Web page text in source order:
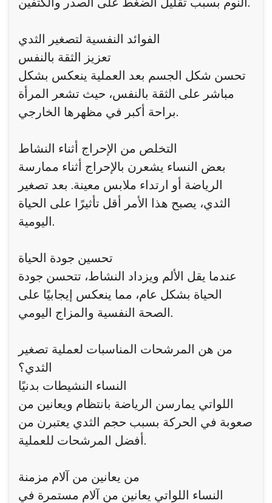
الفوائد النفسية لتصغير الثدي
تعزيز الثقة بالنفس
تحسن شكل الجسم بعد العملية ينعكس بشكل
مباشر على الثقة بالنفس، حيث تشعر المرأة
براحة أكبر في مظهرها الخارجي.
التخلص من الإحراج أثناء النشاط
بعض النساء يشعرن بالإحراج أثناء ممارسة
الرياضة أو ارتداء ملابس معينة. بعد تصغير
الثدي، يصبح هذا الأمر أقل تأثيرًا على الحياة
اليومية.
تحسين جودة الحياة
عندما يقل الألم ويزداد النشاط، تتحسن جودة
الحياة بشكل عام، مما ينعكس إيجابيًا على
الصحة النفسية والمزاج اليومي.
من هن المرشحات المناسبات لعملية تصغير
الثدي؟
النساء النشيطات بدنيًا
اللواتي يمارسن الرياضة بانتظام ويعانين من
صعوبة في الحركة بسبب حجم الثدي يعتبرن من
أفضل المرشحات للعملية.
من يعانين من آلام مزمنة
النساء اللواتي يعانين من آلام مستمرة في